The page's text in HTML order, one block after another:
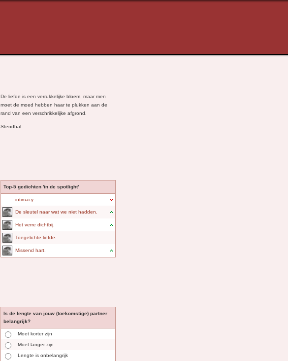
De liefde is een verrukkelijke bloem, maar men
moet de moed hebben haar te plukken aan de
rand van een verschrikkelijke afgrond.
Stendhal
Top-5 gedichten 'in de spotlight'
intimacy
De sleutel naar wat we niet hadden.
Het verre dichtbij.
Toegelichte liefde.
Missend hart.
Is de lengte van jouw (toekomstige) partner
belangrijk?
Moet korter zijn
Moet langer zijn
Lengte is onbelangrijk